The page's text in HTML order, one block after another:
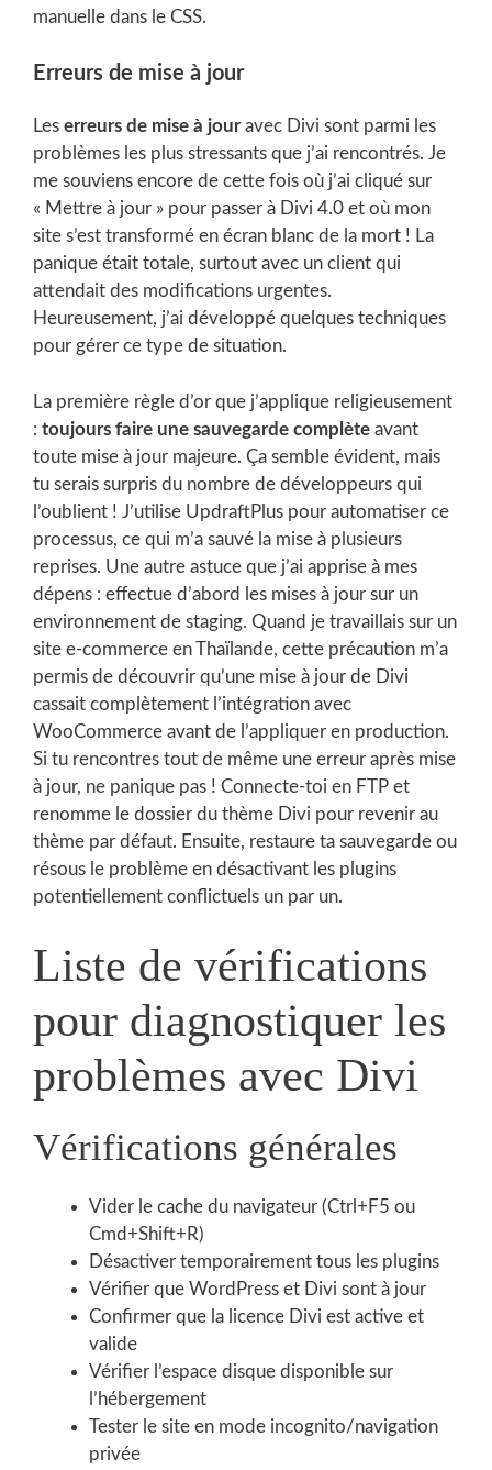
manuelle dans le CSS.
Erreurs de mise à jour
Les erreurs de mise à jouravec Divi sont parmi les
problèmes les plus stressants que j’ai rencontrés. Je
me souviens encore de cette fois où j’ai cliqué sur
« Mettre à jour » pour passer à Divi 4.0 et où mon
site s’est transformé en écran blanc de la mort ! La
panique était totale, surtout avec un client qui
attendait des modifications urgentes.
Heureusement, j’ai développé quelques techniques
pour gérer ce type de situation.
La première règle d’or que j’applique religieusement
: toujours faire une sauvegarde complète avant
toute mise à jour majeure. Ça semble évident, mais
tu serais surpris du nombre de développeurs qui
l’oublient ! J’utilise UpdraftPlus pour automatiser ce
processus, ce qui m’a sauvé la mise à plusieurs
reprises. Une autre astuce que j’ai apprise à mes
dépens : effectue d’abord les mises à jour sur un
environnement de staging. Quand je travaillais sur un
site e-commerce en Thaïlande, cette précaution m’a
permis de découvrir qu’une mise à jour de Divi
cassait complètement l’intégration avec
WooCommerce avant de l’appliquer en production.
Si tu rencontres tout de même une erreur après mise
à jour, ne panique pas ! Connecte-toi en FTP et
renomme le dossier du thème Divi pour revenir au
thème par défaut. Ensuite, restaure ta sauvegarde ou
résous le problème en désactivant les plugins
potentiellement conflictuels un par un.
Liste de vérifications
pour diagnostiquer les
problèmes avec Divi
Vérifications générales
Vider le cache du navigateur (Ctrl+F5 ou
Cmd+Shift+R)
Désactiver temporairement tous les plugins
Vérifier que WordPress et Divi sont à jour
Confirmer que la licence Divi est active et
valide
Vérifier l’espace disque disponible sur
l’hébergement
Tester le site en mode incognito/navigation
privée